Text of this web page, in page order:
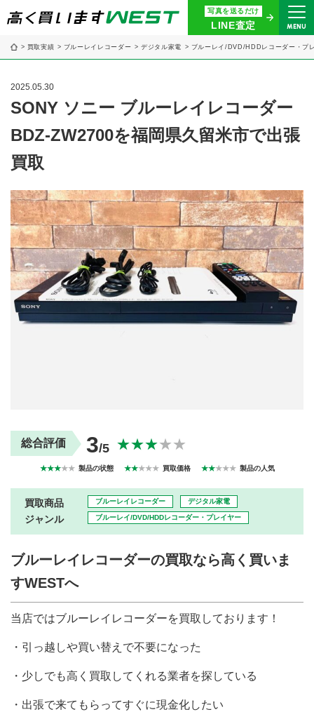
写真を送るだけ
LINE査定 MENU
まずはお気軽にお問い合わせ・
査定をご依頼ください
買取専用ダイヤル
9:00〜18:30(年中無休)
24時間365日受付
簡単操作！LINE査定
宅配買取
出張買取
買取商品ジャンル
取り組み
本人確認書類アップロード
ガイド
お客様へ
お探しの方へ
買取実績 ブルーレイレコーダー デジタル家電 ブルーレイ/DVD/HDDレコーダー・プ
2025.05.30
SONY ソニー ブルーレイレコーダー
BDZ-ZW2700を福岡県久留米市で出張
買取
総合評価 3/5 ★★★★★
★★★★★ 製品の状態 ★★★★★ 買取価格 ★★★★★ 製品の人気
買取商品
ジャンル
ブルーレイレコーダー デジタル家電
ブルーレイ/DVD/HDDレコーダー・プレイヤー
ブルーレイレコーダーの買取なら高く買いま
すWESTへ
当店ではブルーレイレコーダーを買取しております！
・引っ越しや買い替えで不要になった
・少しでも高く買取してくれる業者を探している
・出張で来てもらってすぐに現金化したい